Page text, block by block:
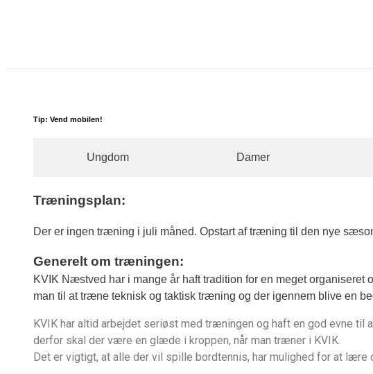
Tip: Vend mobilen!
Ungdom Damer
Træningsplan:
Der er ingen træning i juli måned. Opstart af træning til den nye
Generelt om træningen:
KVIK Næstved har i mange år haft tradition for en meget
man til at træne teknisk og taktisk træning og der igennem blive en
KVIK har altid arbejdet seriøst med træningen og haft en god evne
derfor skal der være en glæde i kroppen, når man træner i KVIK.
Det er vigtigt, at alle der vil spille bordtennis, har mulighed for at lære